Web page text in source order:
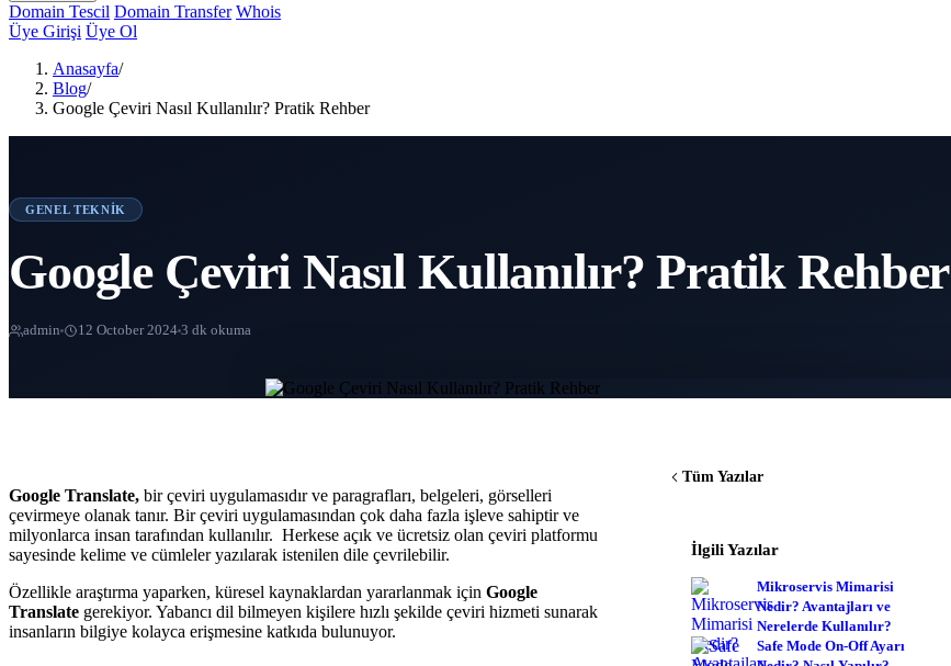
Domain Tescil Domain Transfer Whois
Üye Girişi Üye Ol
Anasayfa/
Blog/
Google Çeviri Nasıl Kullanılır? Pratik Rehber
GENEL TEKNIK
Google Çeviri Nasıl Kullanılır? Pratik Rehber
admin 12 October 2024 3 dk okuma
Google Translate, bir çeviri uygulamasıdır ve paragrafları, belgeleri, görselleri
çevirmeye olanak tanır. Bir çeviri uygulamasından çok daha fazla işleve sahiptir ve
milyonlarca insan tarafından kullanılır. Herkese açık ve ücretsiz olan çeviri platformu
sayesinde kelime ve cümleler yazılarak istenilen dile çevrilebilir.
Özellikle araştırma yaparken, küresel kaynaklardan yararlanmak için Google
Translate gerekiyor. Yabancı dil bilmeyen kişilere hızlı şekilde çeviri hizmeti sunarak
insanların bilgiye kolayca erişmesine katkıda bulunuyor.
Tüm Yazılar
İlgili Yazılar
Mikroservis Mimarisi
Nedir? Avantajları ve
Nerelerde Kullanılır?
Safe Mode On-Off Ayarı